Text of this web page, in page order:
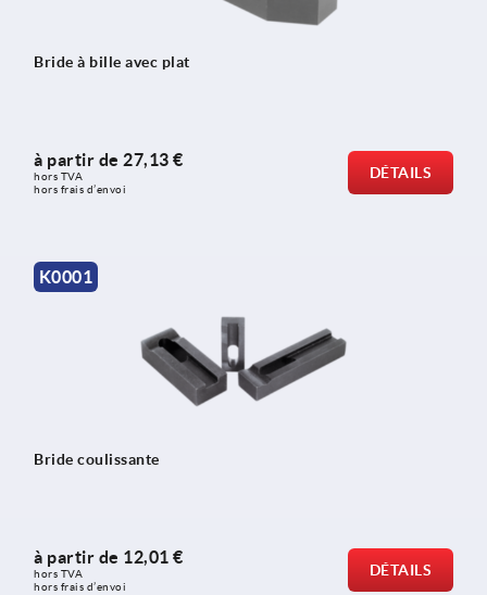
Bride à bille avec plat
à partir de 27,13 €
hors TVA
hors frais d’envoi
DÉTAILS
K0001
Bride coulissante
à partir de 12,01 €
hors TVA
hors frais d’envoi
DÉTAILS